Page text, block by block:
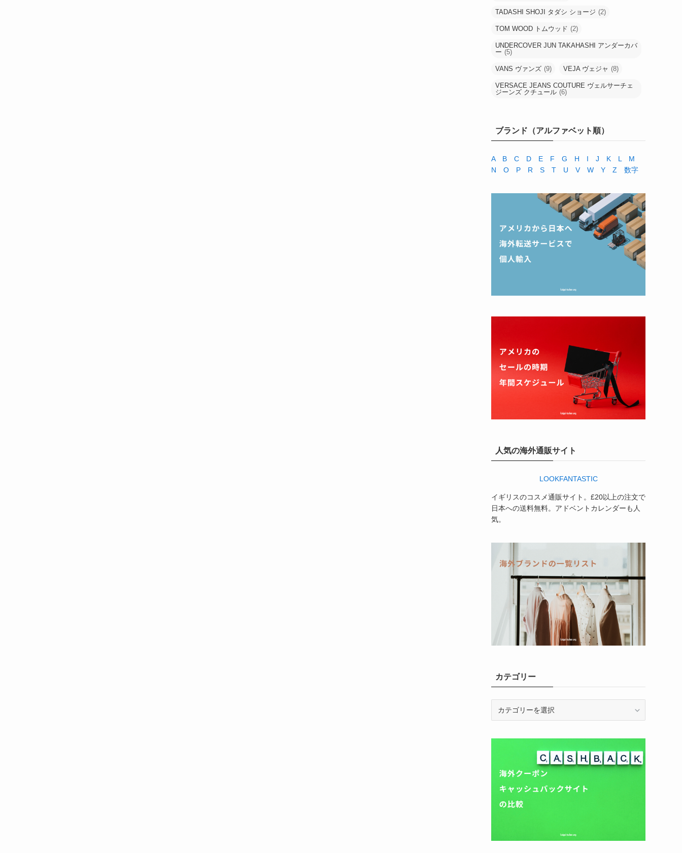
TADASHI SHOJI タダシ ショージ (2)
TOM WOOD トムウッド (2)
UNDERCOVER JUN TAKAHASHI アンダーカバ
ー (5)
VANS ヴァンズ (9) VEJA ヴェジャ (8)
VERSACE JEANS COUTURE ヴェルサーチェ
ジーンズ クチュール (6)
ブランド（アルファベット順）
A B C D E F G H I J K L
M
N
O P R S T U V W Y Z 数字
人気の海外通販サイト
LOOKFANTASTIC
イギリスのコスメ通販サイト。£20以上の注文で
日本への送料無料。アドベントカレンダーも人
気。
カテゴリー
リ